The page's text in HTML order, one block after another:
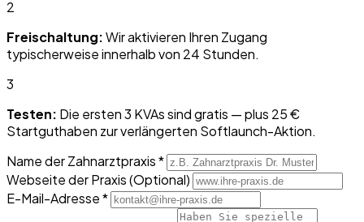
2
Freischaltung:Wir aktivieren Ihren Zugang
typischerweise innerhalb von 24 Stunden.
3
Testen: Die ersten 3 KVAs sind gratis — plus 25 €
Startguthaben zur verlängerten Softlaunch-Aktion.
Name der Zahnarztpraxis*
Webseite der Praxis(Optional)
E-Mail-Adresse*